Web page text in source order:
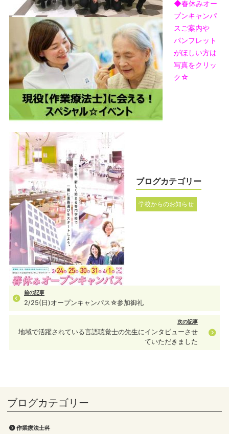
作業療法士科
◆春休みオー
プンキャンパ
スご案内や
パンフレット
がほしい方は
写真をクリッ
ク☆
ブログカテゴリー
学校からのお知らせ
前の記事
2/25(日)オープンキャンパス☆参加御礼
次の記事
地域で活躍されている言語聴覚士の先生にインタビューさせ
ていただきました